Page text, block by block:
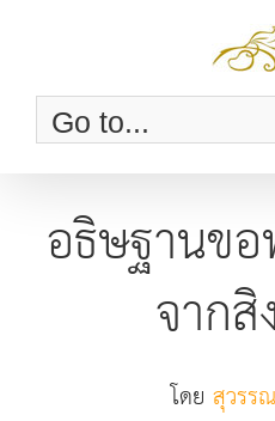
contentGo to...
อธิษฐานข
จาก
โดย สุวรร